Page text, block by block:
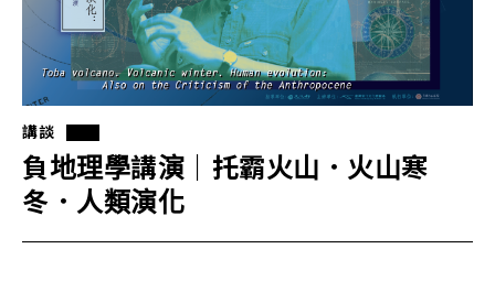
講談
負地理學講演｜托霸火山．火山寒
冬．人類演化